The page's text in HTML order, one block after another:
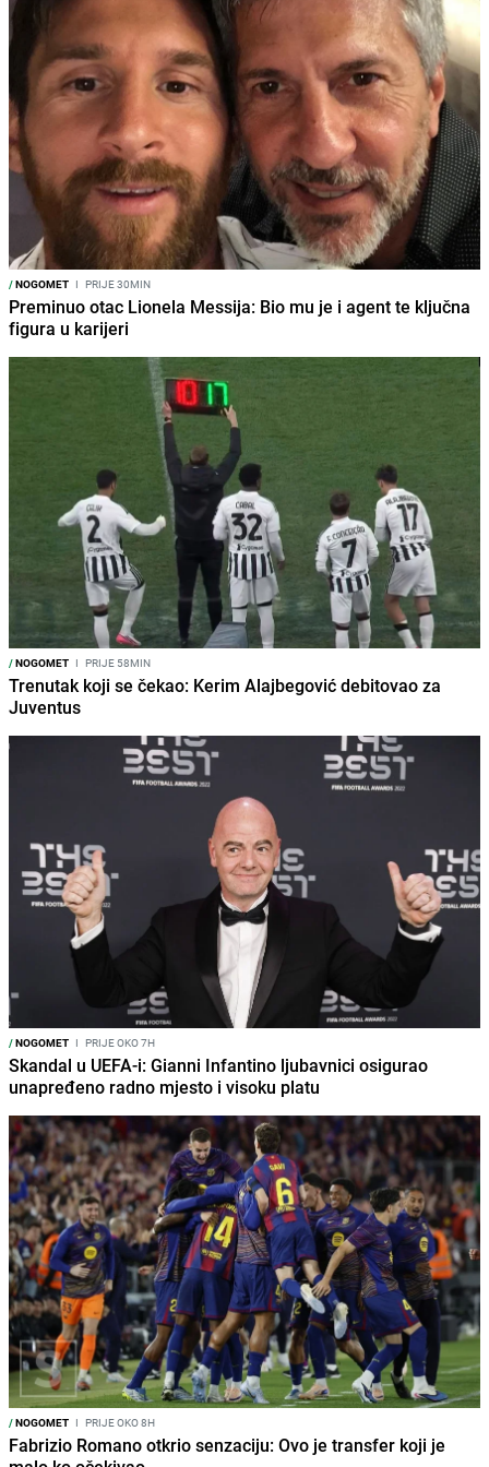
/NOGOMET I PRIJE 30MIN
Preminuo otac Lionela Messija: Bio mu je i agent te ključna
figura u karijeri
/NOGOMET I PRIJE 58MIN
Trenutak koji se čekao: Kerim Alajbegović debitovao za
Juventus
/NOGOMET I PRIJE OKO 7H
Skandal u UEFA-i: Gianni Infantino ljubavnici osigurao
unapređeno radno mjesto i visoku platu
/NOGOMET I PRIJE OKO 8H
Fabrizio Romano otkrio senzaciju: Ovo je transfer koji je